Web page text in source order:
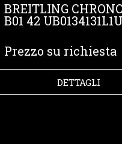
BREITLING
B01 42
Prezzo su richiesta
DETTAGLI